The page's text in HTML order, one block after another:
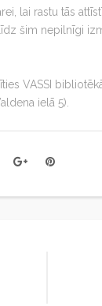
lai rastu tās
šim nepilnīgi
VASSI
ielā 5).